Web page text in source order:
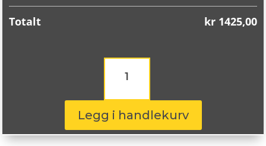
Totalt kr1425,00
Nereus
NS805
95V
antall
Legg i handlekurv